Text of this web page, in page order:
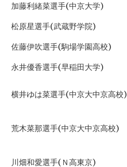
加藤利緒菜選手(中京大学)
松原星選手(武蔵野学院)
佐藤伊吹選手(駒場学園高校)
永井優香選手(早稲田大学)
横井ゆは菜選手(中京大中京高校)
荒木菜那選手(中京大中京高校)
川畑和愛選手(Ｎ高東京)